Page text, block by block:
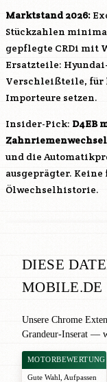
Marktstand 2026:
Stückzahlen
gepflegte CRDi mit
Ersatzteile:
Verschleißteile, für
Importeure setzen.
Insider-Pick: D4EB
Zahnriemenwechsel
und die
ausgeprägter. Keine
Ölwechselhistorie.
DIESE
MOBILE.DE
Unsere Chrome
Grandeur-Inserat —
MOTORBEWERTUNG
Gute Wahl
Aufpassen